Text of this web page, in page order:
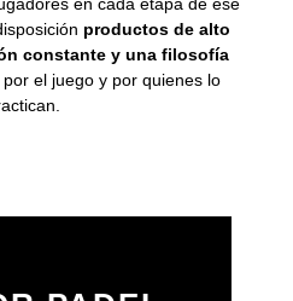
productos de alto
constante y una filosofía
por el juego y por quienes lo